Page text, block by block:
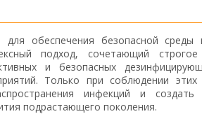
обеспечения безопасной среды
подход, сочетающий
и безопасных
Только при соблюдении
инфекций и
подрастающего поколения.